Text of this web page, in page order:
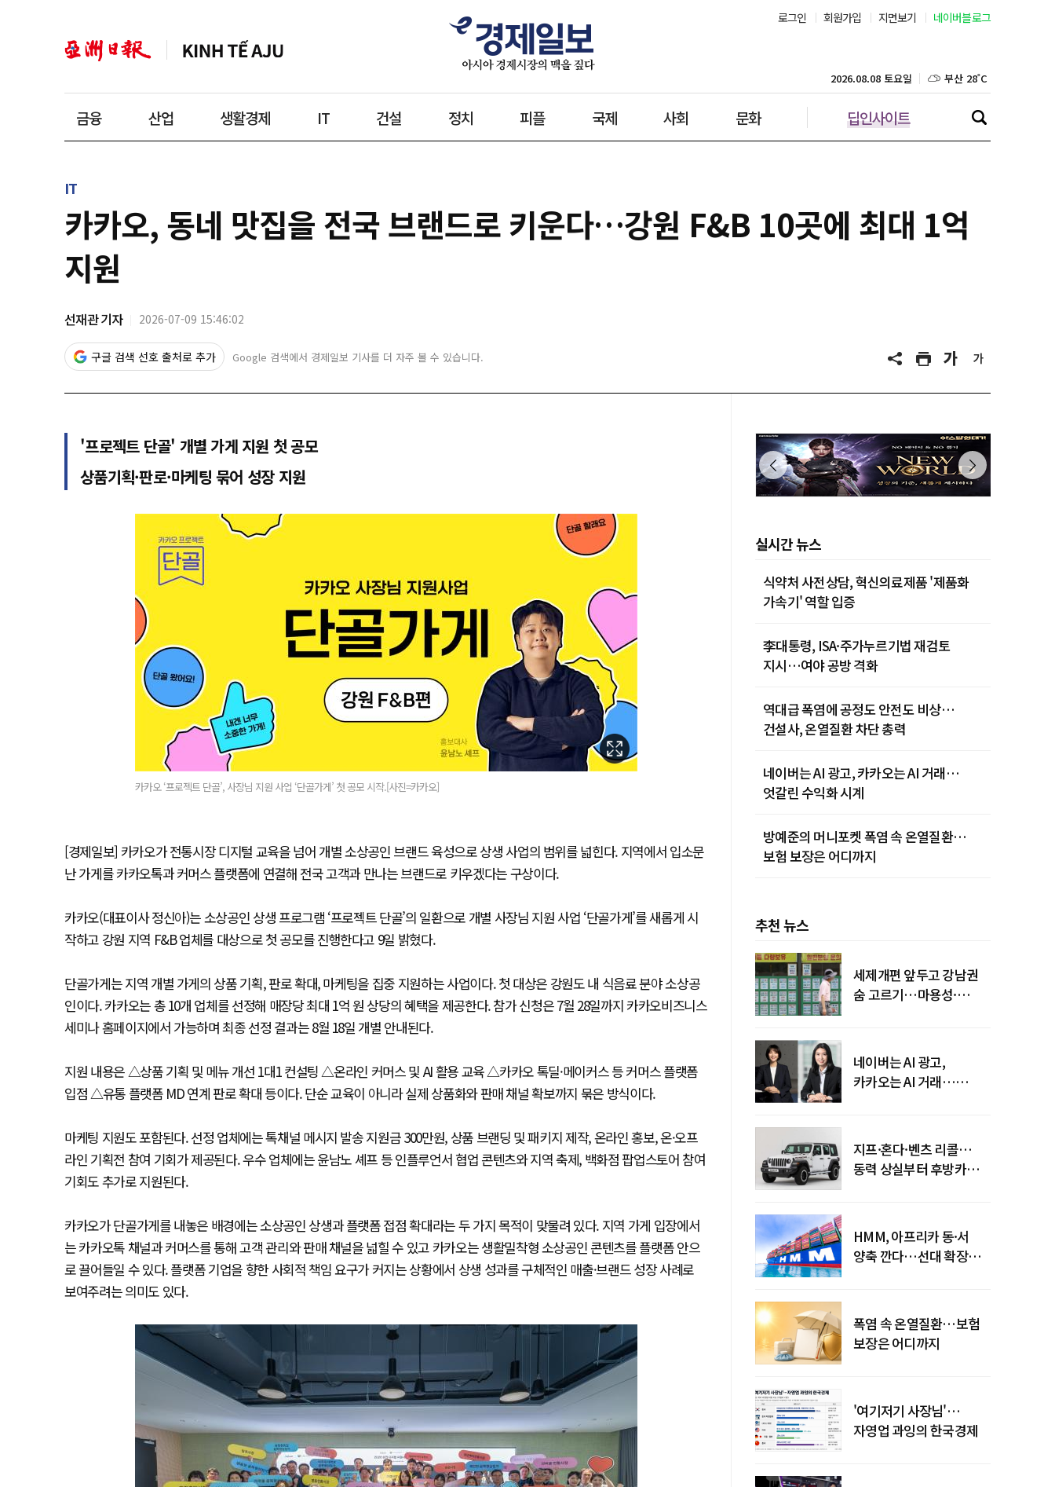
로그인 회원가입 지면보기 네이버블로그
금융 산업 생활경제 IT 건설 정치 피플 국제 사회 문화 딥인사이트
2026.08.08 토요일 대구 28˚C
인천 28˚C
울산 26˚C
IT
카카오, 동네 맛집을 전국 브랜드로 키운다…강원 F&B 10곳에 최대 1억
지원
선재관 기자 2026-07-09 15:46:02
구글 검색 선호 출처로 추가 Google 검색에서 경제일보 기사를 더 자주 볼 수 있습니다.
'프로젝트 단골' 개별 가게 지원 첫 공모
상품기획·판로·마케팅 묶어 성장 지원
카카오 ‘프로젝트 단골’, 사장님 지원 사업 ‘단골가게’ 첫 공모 시작.[사진=카카오]
[경제일보] 카카오가 전통시장 디지털 교육을 넘어 개별 소상공인 브랜드 육성으로 상생 사업의 범위를 넓힌다. 지역에서 입소문
난 가게를 카카오톡과 커머스 플랫폼에 연결해 전국 고객과 만나는 브랜드로 키우겠다는 구상이다.
카카오(대표이사 정신아)는 소상공인 상생 프로그램 ‘프로젝트 단골’의 일환으로 개별 사장님 지원 사업 ‘단골가게’를 새롭게 시
작하고 강원 지역 F&B 업체를 대상으로 첫 공모를 진행한다고 9일 밝혔다.
단골가게는 지역 개별 가게의 상품 기획, 판로 확대, 마케팅을 집중 지원하는 사업이다. 첫 대상은 강원도 내 식음료 분야 소상공
인이다. 카카오는 총 10개 업체를 선정해 매장당 최대 1억 원 상당의 혜택을 제공한다. 참가 신청은 7월 28일까지 카카오비즈니스
세미나 홈페이지에서 가능하며 최종 선정 결과는 8월 18일 개별 안내된다.
지원 내용은 △상품 기획 및 메뉴 개선 1대1 컨설팅 △온라인 커머스 및 AI 활용 교육 △카카오 톡딜·메이커스 등 커머스 플랫폼
입점 △유통 플랫폼 MD 연계 판로 확대 등이다. 단순 교육이 아니라 실제 상품화와 판매 채널 확보까지 묶은 방식이다.
마케팅 지원도 포함된다. 선정 업체에는 톡채널 메시지 발송 지원금 300만원, 상품 브랜딩 및 패키지 제작, 온라인 홍보, 온·오프
라인 기획전 참여 기회가 제공된다. 우수 업체에는 윤남노 셰프 등 인플루언서 협업 콘텐츠와 지역 축제, 백화점 팝업스토어 참여
기회도 추가로 지원된다.
카카오가 단골가게를 내놓은 배경에는 소상공인 상생과 플랫폼 접점 확대라는 두 가지 목적이 맞물려 있다. 지역 가게 입장에서
는 카카오톡 채널과 커머스를 통해 고객 관리와 판매 채널을 넓힐 수 있고 카카오는 생활밀착형 소상공인 콘텐츠를 플랫폼 안으
로 끌어들일 수 있다. 플랫폼 기업을 향한 사회적 책임 요구가 커지는 상황에서 상생 성과를 구체적인 매출·브랜드 성장 사례로
보여주려는 의미도 있다.
실시간 뉴스
식약처 사전상담, 혁신의료제품 '제품화
가속기' 역할 입증
李대통령, ISA·주가누르기법 재검토
지시…여야 공방 격화
역대급 폭염에 공정도 안전도 비상…
건설사, 온열질환 차단 총력
네이버는 AI 광고, 카카오는 AI 거래…
엇갈린 수익화 시계
방예준의 머니포켓 폭염 속 온열질환…
보험 보장은 어디까지
추천 뉴스
세제개편 앞두고 강남권
숨 고르기…마용성·
네이버는 AI 광고,
카카오는 AI 거래…
지프·혼다·벤츠 리콜…
동력 상실부터 후방카메라
HMM, 아프리카 동·서
양축 깐다…선대 확장
폭염 속 온열질환…보험
보장은 어디까지
'여기저기 사장님'…
자영업 과잉의 한국경제